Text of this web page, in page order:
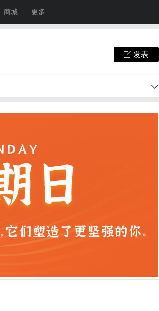
商城 更多
发表